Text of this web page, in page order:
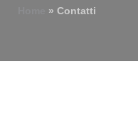
» Contatti